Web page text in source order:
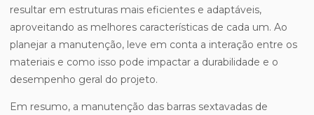
resultar em estruturas mais eficientes e adaptáveis,
aproveitando as melhores características de cada um. Ao
planejar a manutenção, leve em conta a interação entre os
materiais e como isso pode impactar a durabilidade e o
desempenho geral do projeto.
Em resumo, a manutenção das barras sextavadas de